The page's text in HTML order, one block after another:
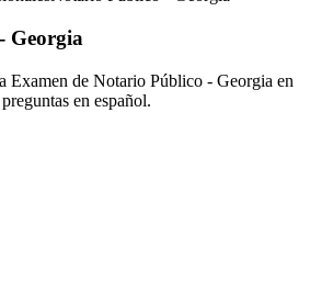
Georgia
Examen de Notario Público - Georgia en
en español.